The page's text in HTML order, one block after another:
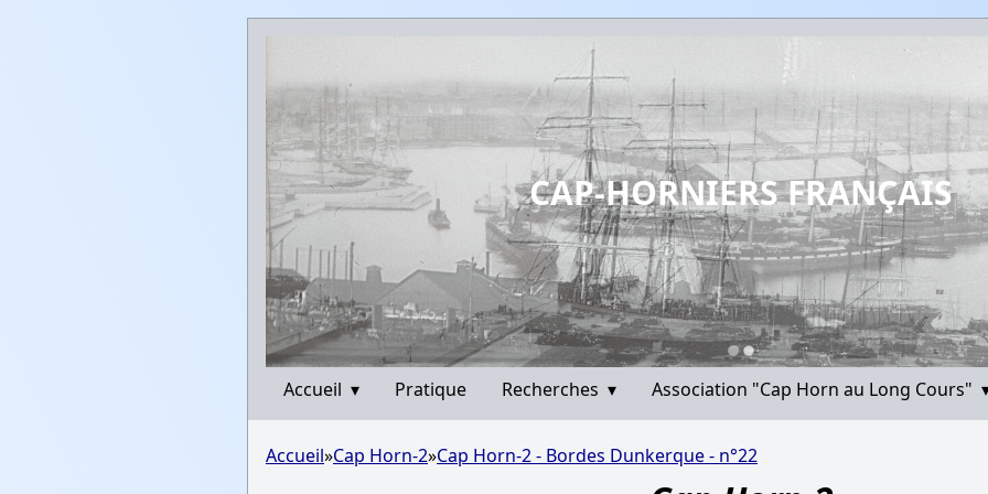
CAP-HORNIERS FRANÇAIS
Accueil ▾ Pratique Recherches ▾ Association "Cap Horn au Long Cours"
Accueil»Cap Horn-2»Cap Horn-2 - Bordes Dunkerque - n°22